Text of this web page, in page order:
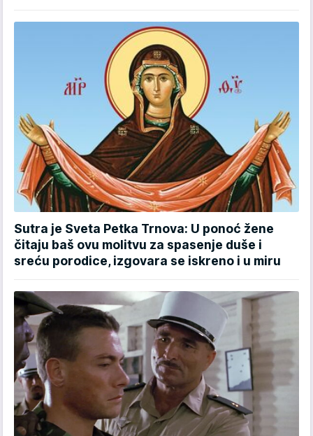
Sutra je Sveta Petka Trnova: U ponoć žene
čitaju baš ovu molitvu za spasenje duše i
sreću porodice, izgovara se iskreno i u miru